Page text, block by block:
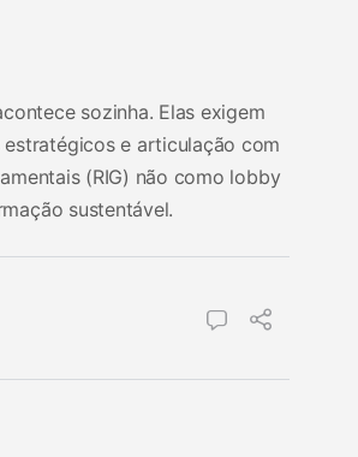
sozinha. Elas exigem
e articulação com
(RIG) não como lobby
sustentável.